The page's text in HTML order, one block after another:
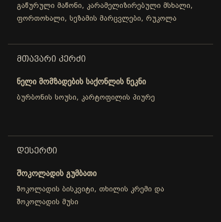
გაწურული მაწონი, კარამელიზირებული მსხალი,
ფორთოხალი, სეზამის მარცვლები, რუკოლა
ᲛᲗᲐᲕᲐᲠᲘ ᲙᲔᲠᲫᲘ
ნელი მომზადების საქონლის ნეკნი
ბურბონის სოუსი, კარტოფილის პიურე
ᲓᲔᲡᲔᲠᲢᲘ
შოკოლადის გუმბათი
შოკოლადის ბისკვიტი, თხილის კრემი და
შოკოლადის მუსი